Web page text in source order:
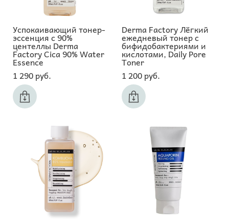
Успокаивающий тонер-
эссенция с 90%
центеллы Derma
Factory Cica 90% Water
Essence
1 290 pуб.
Derma Factory Лёгкий
ежедневый тонер с
бифидобактериями и
кислотами, Daily Pore
Toner
1 200 pуб.